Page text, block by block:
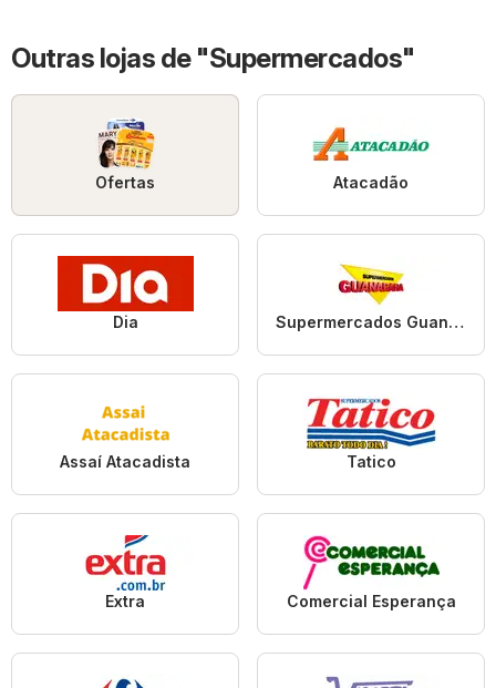
Outras lojas de "Supermercados"
Ofertas Atacadão
Dia Supermercados Guanabara
Assaí Atacadista Tatico
Extra Comercial Esperança